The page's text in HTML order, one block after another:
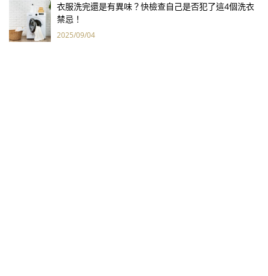
衣服洗完還是有異味？快檢查自己是否犯了這4個洗衣
禁忌！
2025/09/04